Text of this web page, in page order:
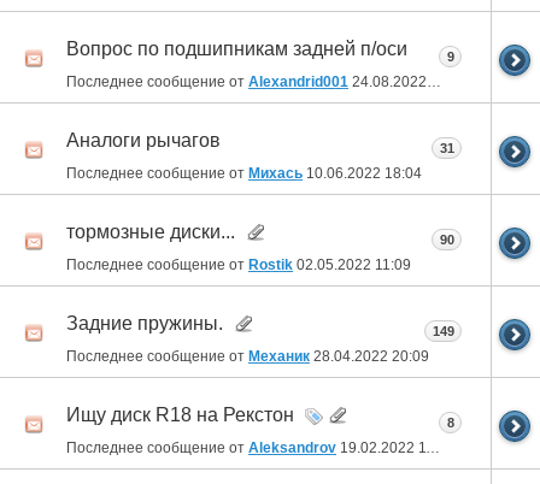
Вопрос по подшипникам задней п/оси
Последнее сообщение от Alexandrid001 24.08.2022
9
Аналоги рычагов
Последнее сообщение от Михась 10.06.2022 18:04
31
тормозные диски...
Последнее сообщение от Rostik 02.05.2022 11:09
90
Задние пружины.
Последнее сообщение от Механик 28.04.2022 20:09
149
Ищу диск R18 на Рекстон
Последнее сообщение от Aleksandrov 19.02.2022 11:49
8